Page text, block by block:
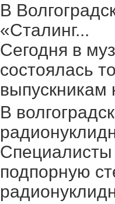
В
«Сталинг...
Сегодня в
состоялась
выпускникам
В
подпорную